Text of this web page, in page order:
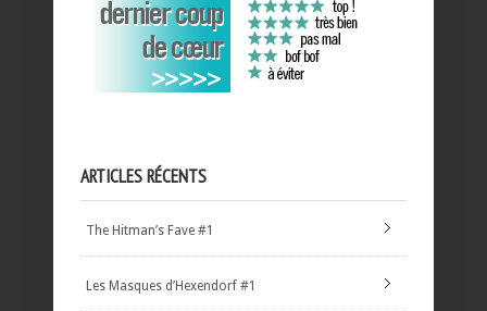
ARTICLES RÉCENTS
The Hitman’s Fave #1
Les Masques d’Hexendorf #1